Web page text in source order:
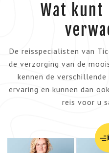
Wat kunt
De reisspecialisten van
de verzorging van de
kennen de
ervaring en kunnen dan
reis voor u